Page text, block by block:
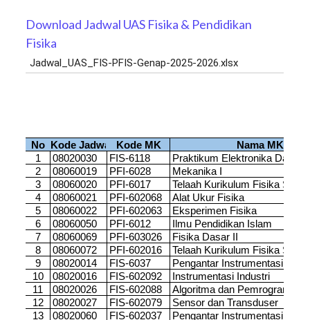
Download Jadwal UAS Fisika & Pendidikan
Fisika